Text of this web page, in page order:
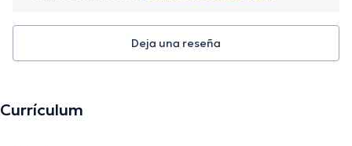
Deja una reseña
Currículum